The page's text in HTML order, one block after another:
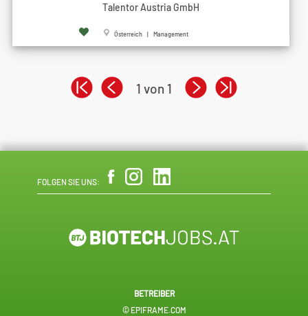
Talentor Austria GmbH
Österreich | Management
1 von 1
FOLGEN SIE UNS:
BETREIBER
© EPIFRAME.COM